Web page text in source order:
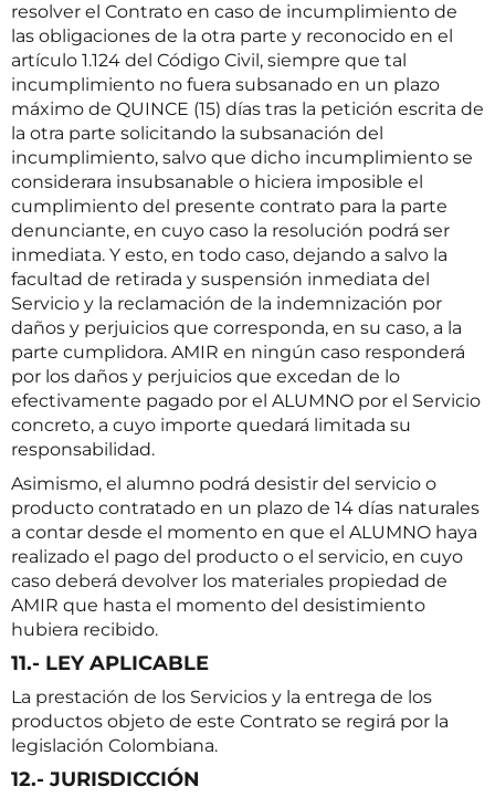
resolver el Contrato en caso de incumplimiento de
las obligaciones de la otra parte y reconocido en el
artículo 1.124 del Código Civil, siempre que tal
incumplimiento no fuera subsanado en un plazo
máximo de QUINCE (15) días tras la petición escrita de
la otra parte solicitando la subsanación del
incumplimiento, salvo que dicho incumplimiento se
considerara insubsanable o hiciera imposible el
cumplimiento del presente contrato para la parte
denunciante, en cuyo caso la resolución podrá ser
inmediata. Y esto, en todo caso, dejando a salvo la
facultad de retirada y suspensión inmediata del
Servicio y la reclamación de la indemnización por
daños y perjuicios que corresponda, en su caso, a la
parte cumplidora. AMIR en ningún caso responderá
por los daños y perjuicios que excedan de lo
efectivamente pagado por el ALUMNO por el Servicio
concreto, a cuyo importe quedará limitada su
responsabilidad.
Asimismo, el alumno podrá desistir del servicio o
producto contratado en un plazo de 14 días naturales
a contar desde el momento en que el ALUMNO haya
realizado el pago del producto o el servicio, en cuyo
caso deberá devolver los materiales propiedad de
AMIR que hasta el momento del desistimiento
hubiera recibido.
11.- LEY APLICABLE
La prestación de los Servicios y la entrega de los
productos objeto de este Contrato se regirá por la
legislación Colombiana.
12.- JURISDICCIÓN